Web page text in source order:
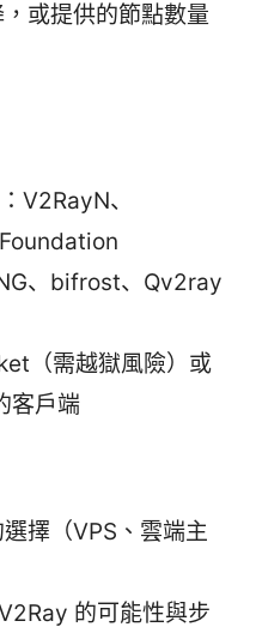
或提供的節點數量
V2RayN、
、bifrost、Qv2ray
（需越獄風險）或
客戶端
擇（VPS、雲端主
的可能性與步